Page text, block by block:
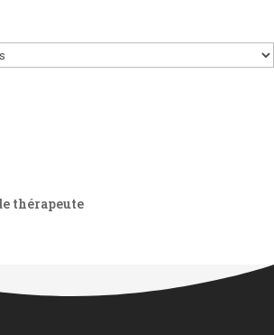
thérapeute